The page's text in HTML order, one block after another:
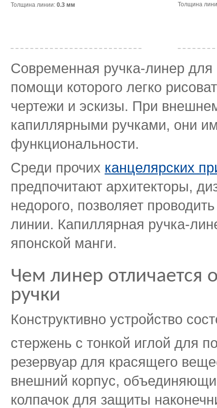
Толщина линии: 0.3 мм
Толщина
Современная ручка-линер
помощи которого легко
чертежи и эскизы. При
капиллярными ручками, они
функциональности.
Среди прочих канцелярских
предпочитают архитекторы,
недорого, позволяет
линии. Капиллярная ручка-
японской манги.
Чем линер отличается
ручки
Конструктивно устройство
стержень с тонкой иглой для
резервуар для красящего
внешний корпус,
колпачок для защиты